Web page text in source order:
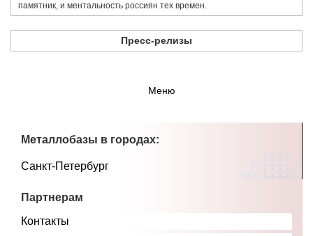
памятник, и ментальность россиян тех времен.
Пресс-релизы
Меню
Металлобазы в городах:
Санкт-Петербург
Партнерам
Контакты